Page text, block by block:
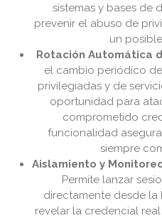
sistemas y bases de
prevenir el abuso de
un
Rotación Automática
el cambio periódico
privilegiadas y de
oportunidad para
comprometido
funcionalidad
siempre
Aislamiento y
Permite lanzar
directamente desde la
revelar la credencial